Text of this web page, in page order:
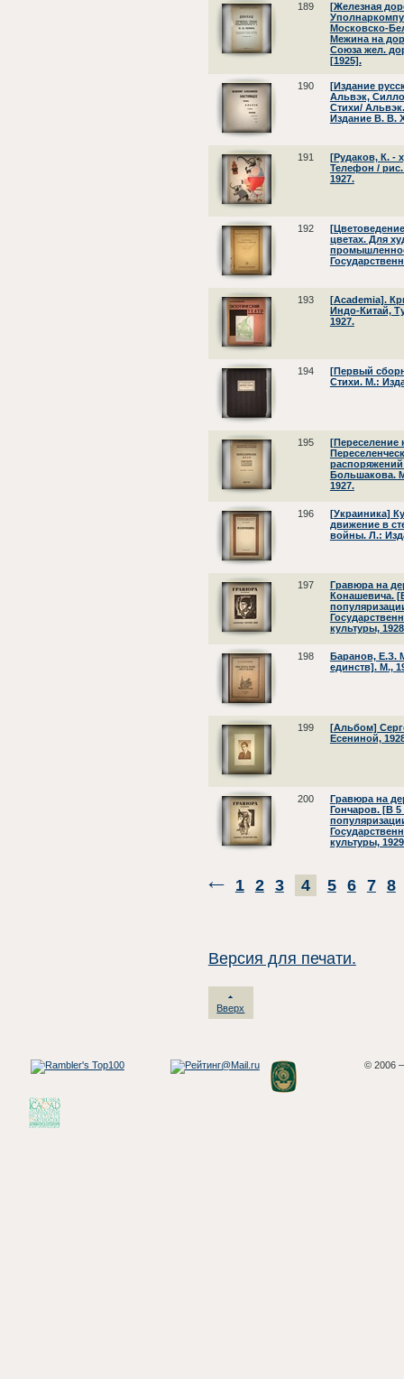
189
[Железная
Московско-
Межина на
Союза жел.
[1925].
190
[Издание
Альвэк,
Стихи/
Издание В. В.
191
[Рудаков, К. -
Телефон /
1927.
192
цветах. Для
193
[Academia].
Индо-Китай,
1927.
194
[Первый
Стихи. М.:
195
[Переселение
Большакова.
1927.
196
[Украиника]
движение в
войны. Л.:
197
Гравюра на
Конашевича.
культуры,
198
Баранов, Е.З.
единств]. М.,
199
[Альбом]
Есениной,
200
Гравюра на
Гончаров. [В
культуры,
1 2 3 4 5 6 7 8
Версия для печати.
Вверх
© 2006